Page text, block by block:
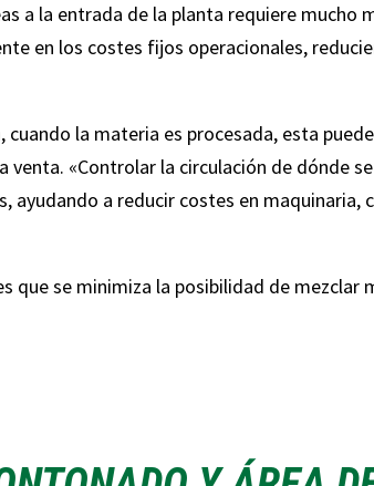
a la entrada de la planta requiere mucho
en los costes fijos operacionales,
la materia es procesada, esta
«Controlar la circulación de dónde
a reducir costes en maquinaria,
que se minimiza la posibilidad de mezclar